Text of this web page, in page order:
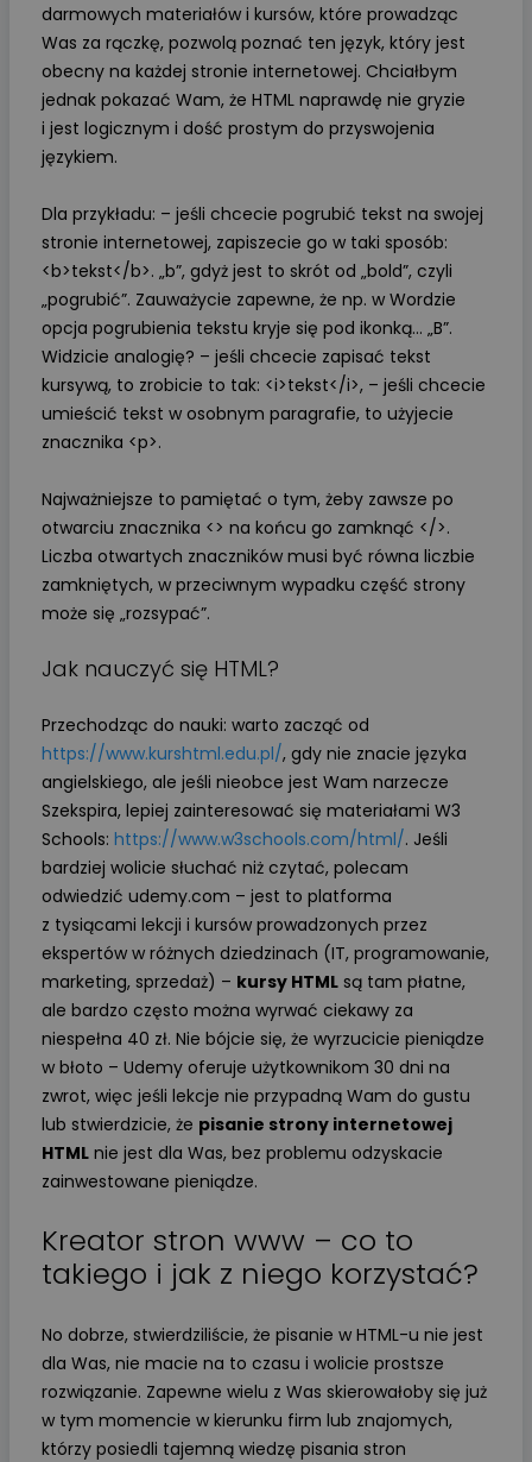
darmowych materiałów i kursów, które prowadząc
Was za rączkę, pozwolą poznać ten język, który jest
obecny na każdej stronie internetowej. Chciałbym
jednak pokazać Wam, że HTML naprawdę nie gryzie
i jest logicznym i dość prostym do przyswojenia
językiem.
Dla przykładu: – jeśli chcecie pogrubić tekst na swojej
stronie internetowej, zapiszecie go w taki sposób:
<b>tekst</b>. „b”, gdyż jest to skrót od „bold”, czyli
„pogrubić”. Zauważycie zapewne, że np. w Wordzie
opcja pogrubienia tekstu kryje się pod ikonką… „B”.
Widzicie analogię? – jeśli chcecie zapisać tekst
kursywą, to zrobicie to tak: <i>tekst</i>, – jeśli chcecie
umieścić tekst w osobnym paragrafie, to użyjecie
znacznika <p>.
Najważniejsze to pamiętać o tym, żeby zawsze po
otwarciu znacznika <> na końcu go zamknąć </>.
Liczba otwartych znaczników musi być równa liczbie
zamkniętych, w przeciwnym wypadku część strony
może się „rozsypać”.
Jak nauczyć się HTML?
Przechodząc do nauki: warto zacząć od
https://www.kurshtml.edu.pl/, gdy nie znacie języka
angielskiego, ale jeśli nieobce jest Wam narzecze
Szekspira, lepiej zainteresować się materiałami W3
Schools: https://www.w3schools.com/html/. Jeśli
bardziej wolicie słuchać niż czytać, polecam
odwiedzić udemy.com – jest to platforma
z tysiącami lekcji i kursów prowadzonych przez
ekspertów w różnych dziedzinach (IT, programowanie,
marketing, sprzedaż) – kursy HTML są tam płatne,
ale bardzo często można wyrwać ciekawy za
niespełna 40 zł. Nie bójcie się, że wyrzucicie pieniądze
w błoto – Udemy oferuje użytkownikom 30 dni na
zwrot, więc jeśli lekcje nie przypadną Wam do gustu
lub stwierdzicie, że pisanie strony internetowej
HTML nie jest dla Was, bez problemu odzyskacie
zainwestowane pieniądze.
Kreator stron www – co to
takiego i jak z niego korzystać?
No dobrze, stwierdziliście, że pisanie w HTML-u nie jest
dla Was, nie macie na to czasu i wolicie prostsze
rozwiązanie. Zapewne wielu z Was skierowałoby się już
w tym momencie w kierunku firm lub znajomych,
którzy posiedli tajemną wiedzę pisania stron